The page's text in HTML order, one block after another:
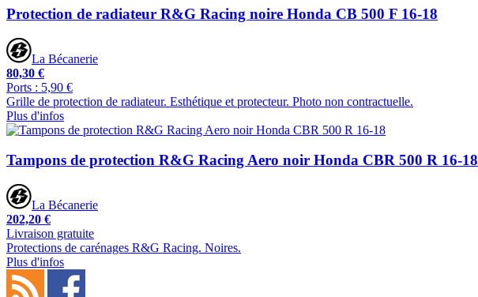
Protection de radiateur R&G Racing noire Honda CB 500 F 16-18
La Bécanerie
80,30 €
Ports : 5,90 €
Grille de protection de radiateur. Esthétique et protecteur. Photo non contractuelle.
Plus d'infos
Tampons de protection R&G Racing Aero noir Honda CBR 500 R 16-18
La Bécanerie
202,20 €
Livraison gratuite
Protections de carénages R&G Racing. Noires.
Plus d'infos